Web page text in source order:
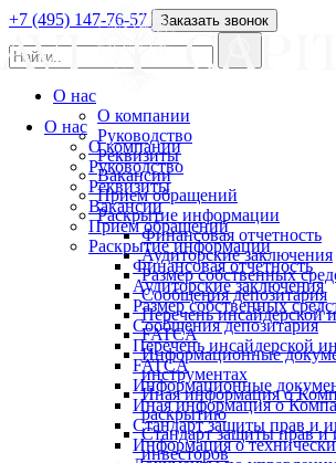
О нас
О компании
Руководство
Реквизиты
Вакансии
Прием обращений
Раскрытие информации
Финансовая отчетность
Аудиторские заключения
Размер собственных
Сообщения депозитария
Перечень инсайдерской
FATCA
Информационные
Иная информация о
Стандарт защиты прав и
Информация о
+7 (495) 147-76-57 Заказать звонок
О нас
О компании
Руководство
Реквизиты
Вакансии
Прием обращений
Раскрытие информации
Финансовая отчетность
Аудиторские заключения
Размер собственных
Сообщения депозитария
Перечень инсайдерской
FATCA
Информационные
инструментах
Иная информация о
раскрытию
Стандарт защиты прав и
инвесторов